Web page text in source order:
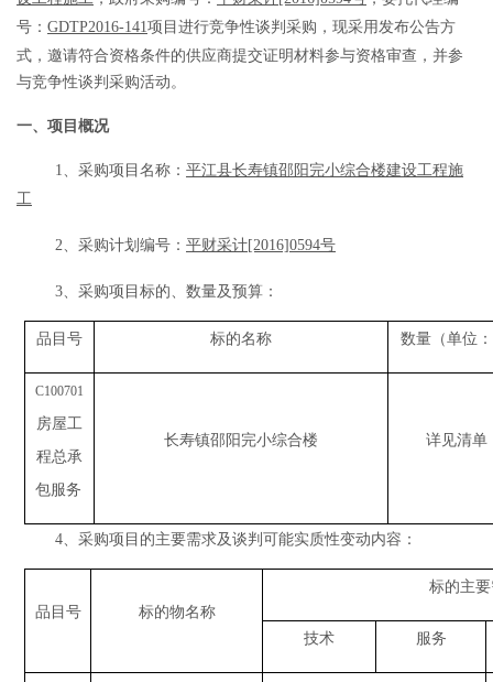
号： GDTP2016-141项目进行竞争性谈判采购，现采用发布公告方
式，邀请符合资格条件的供应商提交证明材料参与资格审查，并参
与竞争性谈判采购活动。
一、项目概况
1、采购项目名称： 平江县长寿镇邵阳完小综合楼建设工程施
工
2、采购计划编号： 平财采计[2016]0594号
3、采购项目标的、数量及预算：
品目号 标的名称 数量（单位
C100701
房屋工
程总承
包服务
长寿镇邵阳完小综合楼 详见清单
4、采购项目的主要需求及谈判可能实质性变动内容：
品目号 标的物名称
标的主
技术 服务